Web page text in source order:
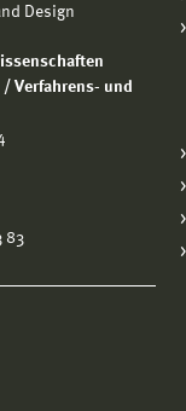
Design
Verfahrens- und
83